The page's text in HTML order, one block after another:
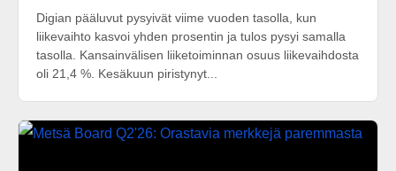
Digian pääluvut pysyivät viime vuoden tasolla, kun
liikevaihto kasvoi yhden prosentin ja tulos pysyi samalla
tasolla. Kansainvälisen liiketoiminnan osuus liikevaihdosta
oli 21,4 %. Kesäkuun piristynyt...